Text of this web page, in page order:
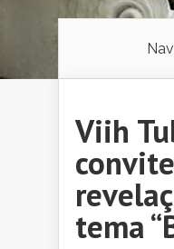
Viih
tema